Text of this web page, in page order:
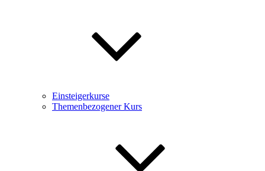
Einsteigerkurse
Themenbezogener Kurs